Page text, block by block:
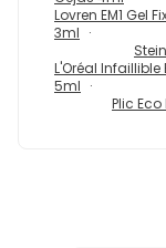
Lovren EM1 Gel
3ml
L'Oréal
5ml
Plic